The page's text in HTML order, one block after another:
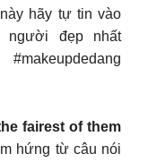
hãy tự tin vào
người đẹp nhất
#makeupdedang
fairest of them
hứng từ câu nói